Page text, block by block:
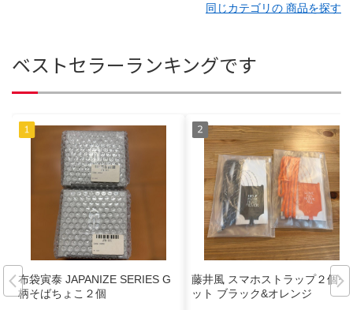
同じカテゴリの 商品を探す
ベストセラーランキングです
布袋寅泰 JAPANIZE SERIES G
柄そばちょこ２個
藤井風 スマホストラップ２個セ
ット ブラック&オレンジ